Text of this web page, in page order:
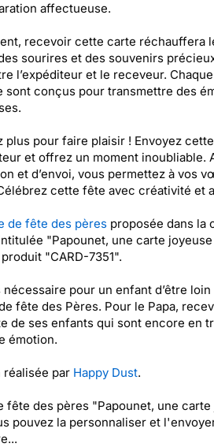
affectueuse.
recevoir cette carte réchauffera
sourires et des souvenirs
l’expéditeur et le receveur.
sont conçus pour transmettre des
plus pour faire plaisir ! Envoyez
et offrez un moment inoubliable.
et d’envoi, vous permettez à vos
cette fête avec créativité et
de fête des pèresproposée dans la
"Papounet, une carte
"CARD-7351".
nécessaire pour un enfant d’être
fête des Pères. Pour le Papa,
de ses enfants qui sont encore en
émotion.
réalisée par Happy Dust.
fête des pères "Papounet, une
pouvez la personnaliser et